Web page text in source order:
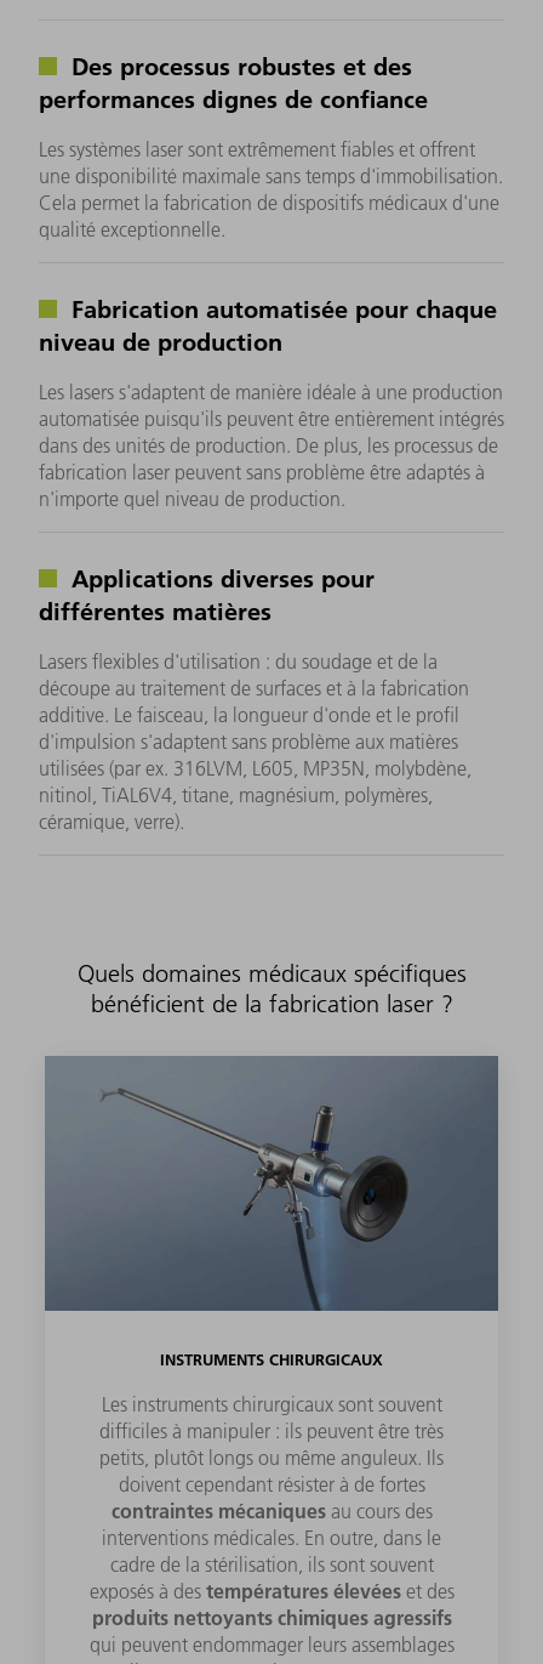
Des processus robustes et des
performances dignes de confiance
Les systèmes laser sont extrêmement fiables et offrent
une disponibilité maximale sans temps d'immobilisation.
Cela permet la fabrication de dispositifs médicaux d'une
qualité exceptionnelle.
Fabrication automatisée pour chaque
niveau de production
Les lasers s'adaptent de manière idéale à une production
automatisée puisqu'ils peuvent être entièrement intégrés
dans des unités de production. De plus, les processus de
fabrication laser peuvent sans problème être adaptés à
n'importe quel niveau de production.
Applications diverses pour
différentes matières
Lasers flexibles d'utilisation : du soudage et de la
découpe au traitement de surfaces et à la fabrication
additive. Le faisceau, la longueur d'onde et le profil
d'impulsion s'adaptent sans problème aux matières
utilisées (par ex. 316LVM, L605, MP35N, molybdène,
nitinol, TiAL6V4, titane, magnésium, polymères,
céramique, verre).
Quels domaines médicaux spécifiques
bénéficient de la fabrication laser ?
INSTRUMENTS CHIRURGICAUX
Les instruments chirurgicaux sont souvent
difficiles à manipuler : ils peuvent être très
petits, plutôt longs ou même anguleux. Ils
doivent cependant résister à de fortes
contraintes mécaniquesau cours des
interventions médicales. En outre, dans le
cadre de la stérilisation, ils sont souvent
exposés à des températures élevéeset des
produits nettoyants chimiques agressifs
qui peuvent endommager leurs assemblages